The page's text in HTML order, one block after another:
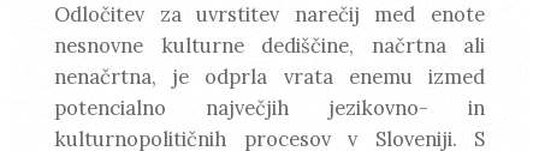
Odločitev za uvrstitev narečij med enote
nesnovne kulturne dediščine, načrtna ali
nenačrtna, je odprla vrata enemu izmed
potencialno največjih jezikovno- in
kulturnopolitičnih procesov v Sloveniji. S